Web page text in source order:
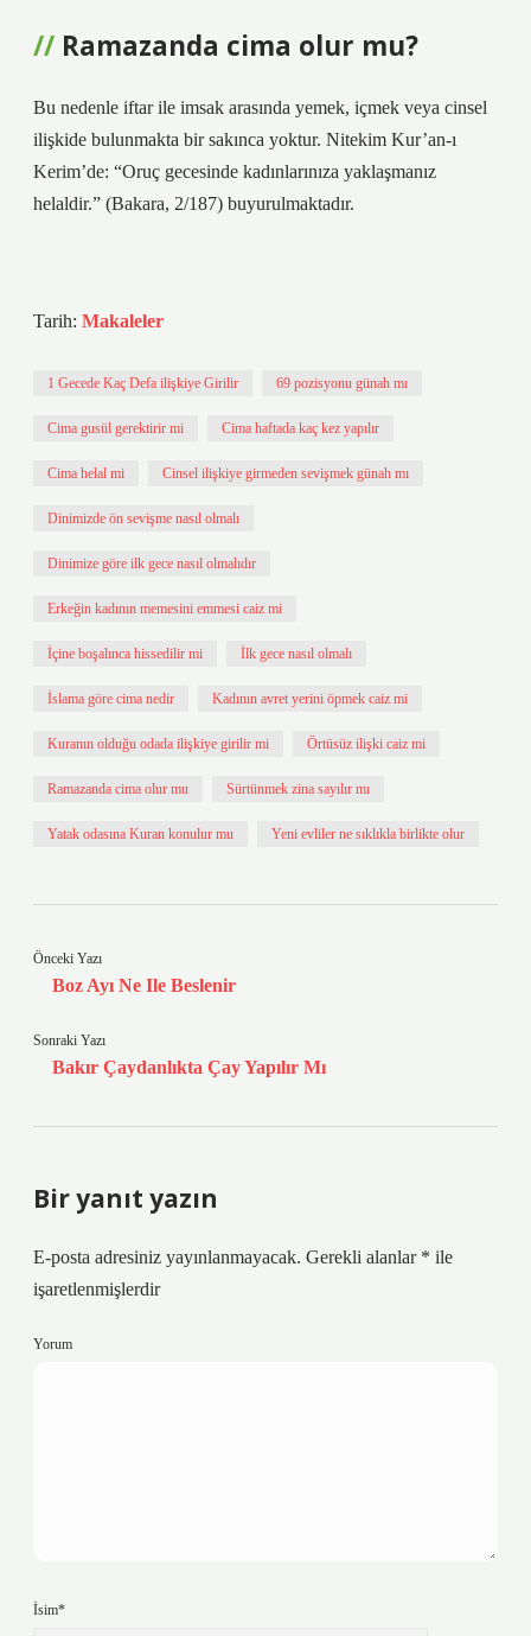
Ramazanda cima olur mu?
Bu nedenle iftar ile imsak arasında yemek, içmek veya cinsel
ilişkide bulunmakta bir sakınca yoktur. Nitekim Kur’an-ı
Kerim’de: “Oruç gecesinde kadınlarınıza yaklaşmanız
helaldir.” (Bakara, 2/187) buyurulmaktadır.
Tarih: Makaleler
1 Gecede Kaç Defa ilişkiye Girilir 69 pozisyonu günah mı
Cima gusül gerektirir mi Cima haftada kaç kez yapılır
Cima helal mi Cinsel ilişkiye girmeden sevişmek günah mı
Dinimizde ön sevişme nasıl olmalı
Dinimize göre ilk gece nasıl olmalıdır
Erkeğin kadının memesini emmesi caiz mi
İçine boşalınca hissedilir mi İlk gece nasıl olmalı
İslama göre cima nedir Kadının avret yerini öpmek caiz mi
Kuranın olduğu odada ilişkiye girilir mi Örtüsüz ilişki caiz mi
Ramazanda cima olur mu Sürtünmek zina sayılır mı
Yatak odasına Kuran konulur mu Yeni evliler ne sıklıkla birlikte olur
Önceki Yazı
Boz Ayı Ne Ile Beslenir
Sonraki Yazı
Bakır Çaydanlıkta Çay Yapılır Mı
Bir yanıt yazın
E-posta adresiniz yayınlanmayacak. Gerekli alanlar * ile
işaretlenmişlerdir
Yorum
İsim*